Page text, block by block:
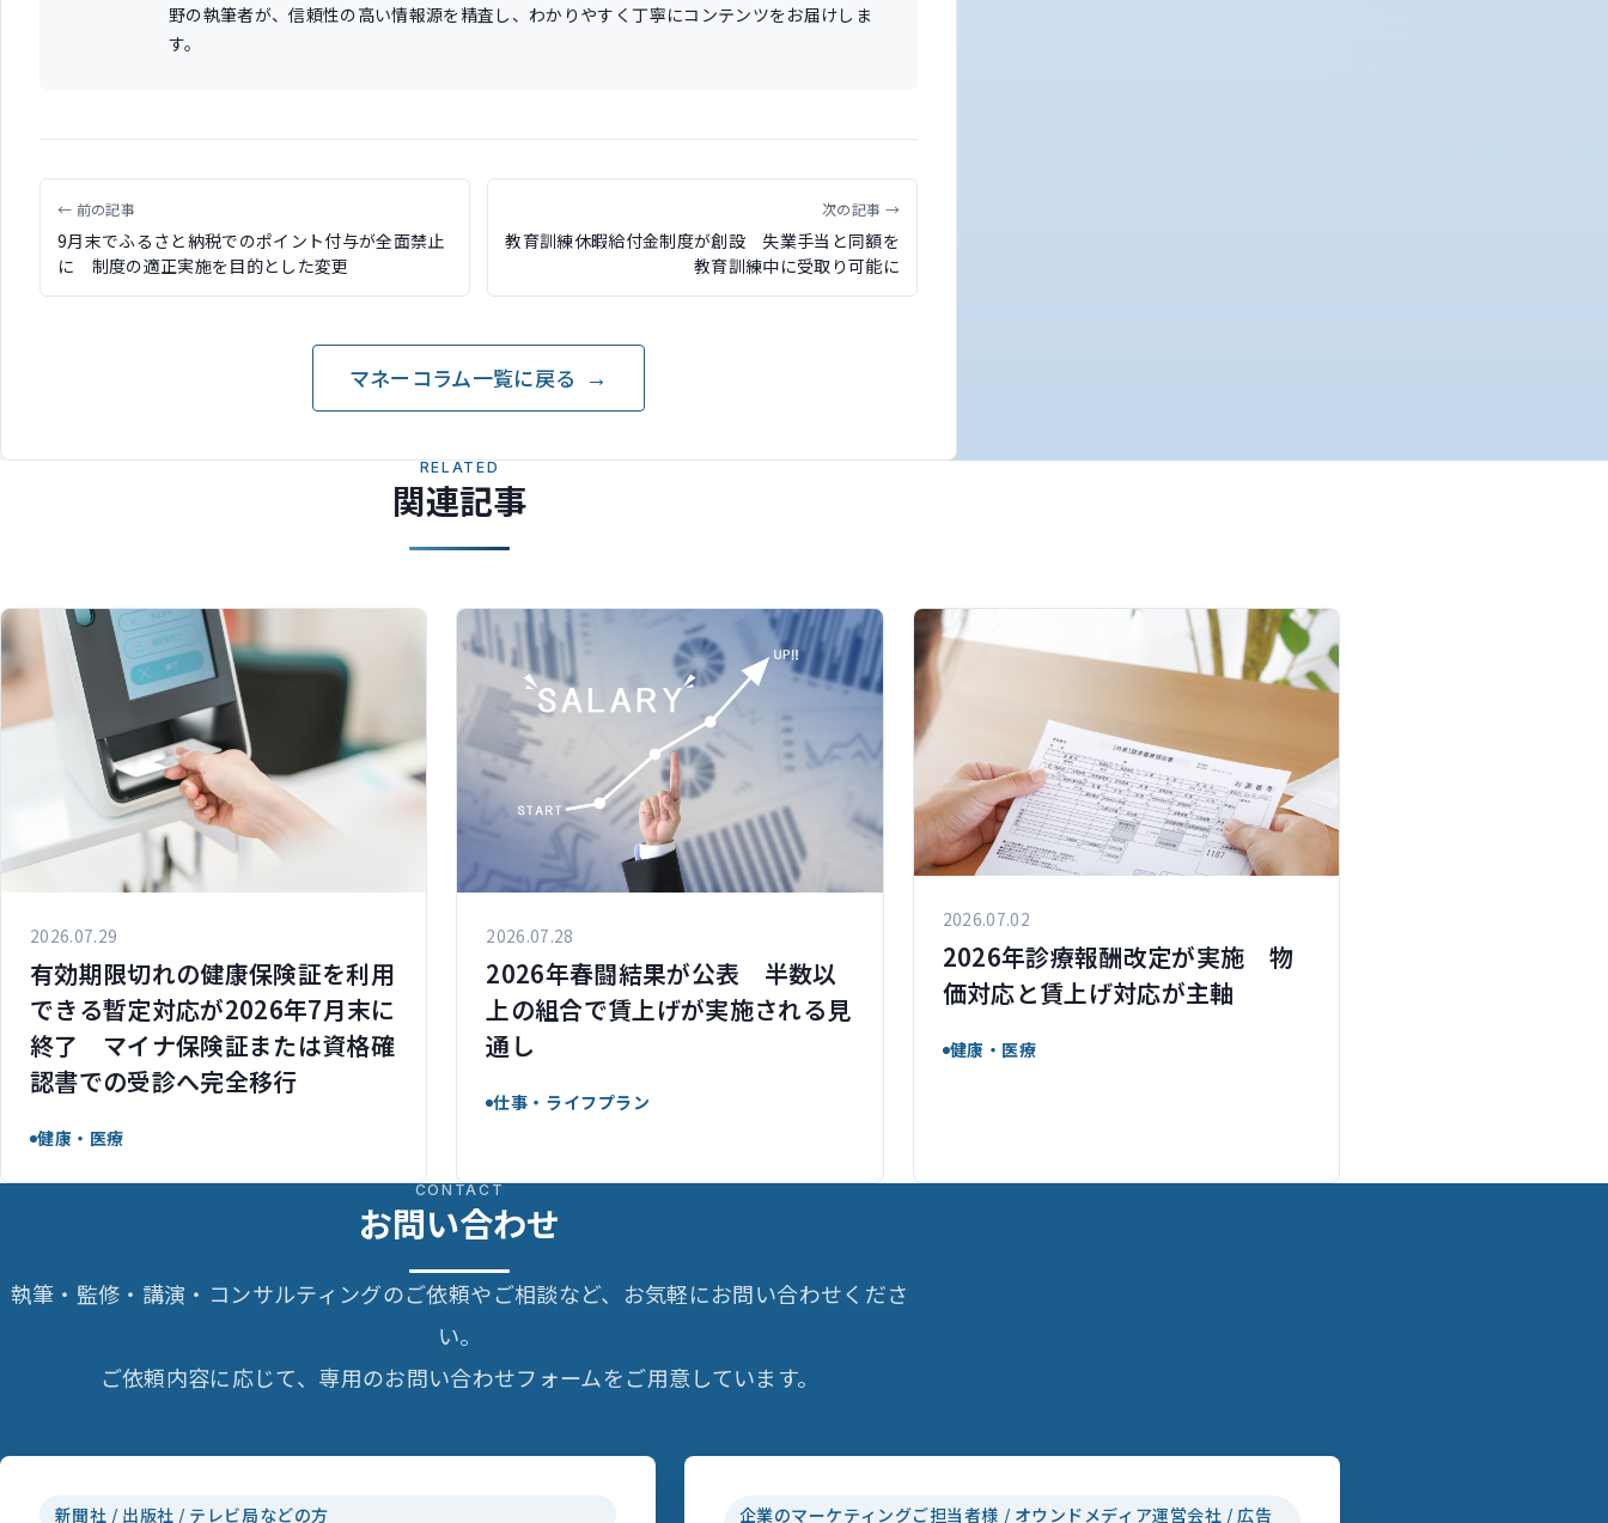
野の執筆者が、信頼性の高い情報源を精査し、わかりやすく丁寧にコンテンツをお届けしま
す。
← 前の記事
9月末でふるさと納税でのポイント付与が全面禁止
に 制度の適正実施を目的とした変更
次の記事 →
教育訓練休暇給付金制度が創設 失業手当と同額を
教育訓練中に受取り可能に
マネーコラム一覧に戻る
RELATED
関連記事
2026.07.29
有効期限切れの健康保険証を利用
できる暫定対応が2026年7月末に
終了 マイナ保険証または資格確
認書での受診へ完全移行
健康・医療
2026.07.28
2026年春闘結果が公表 半数以
上の組合で賃上げが実施される見
通し
仕事・ライフプラン
2026.07.02
2026年診療報酬改定が実施 物
価対応と賃上げ対応が主軸
健康・医療
CONTACT
お問い合わせ
執筆・監修・講演・コンサルティングのご依頼やご相談など、お気軽にお問い合わせくださ
い。
ご依頼内容に応じて、専用のお問い合わせフォームをご用意しています。
新聞社 / 出版社 / テレビ局などの方 企業のマーケティングご担当者様 / オウンドメディア運営会社 / 広告